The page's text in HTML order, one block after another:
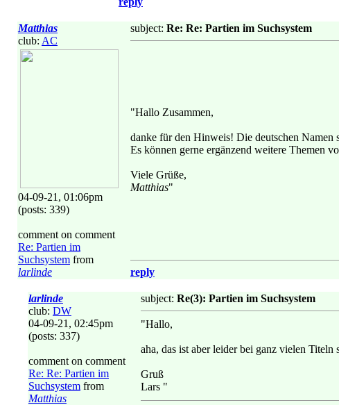
Matthias
club: AC
04-09-21, 01:06pm
(posts: 339)
comment on comment
Re: Partien im
Suchsystem from
larlinde
subject: Re: Re: Partien im Suchsystem
"Hallo Zusammen,
danke für den Hinweis! Die deutschen Namen
Es können gerne ergänzend weitere Themen
Viele Grüße,
Matthias"
reply
larlinde
club: DW
04-09-21, 02:45pm
(posts: 337)
comment on comment
Re: Re: Partien im
Suchsystem from
Matthias
subject: Re(3): Partien im Suchsystem
"Hallo,
aha, das ist aber leider bei ganz vielen
Gruß
Lars "